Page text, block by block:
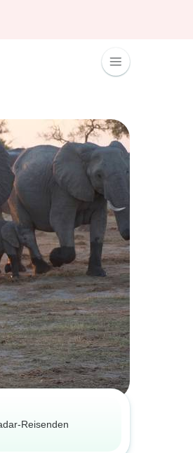
Reisenden